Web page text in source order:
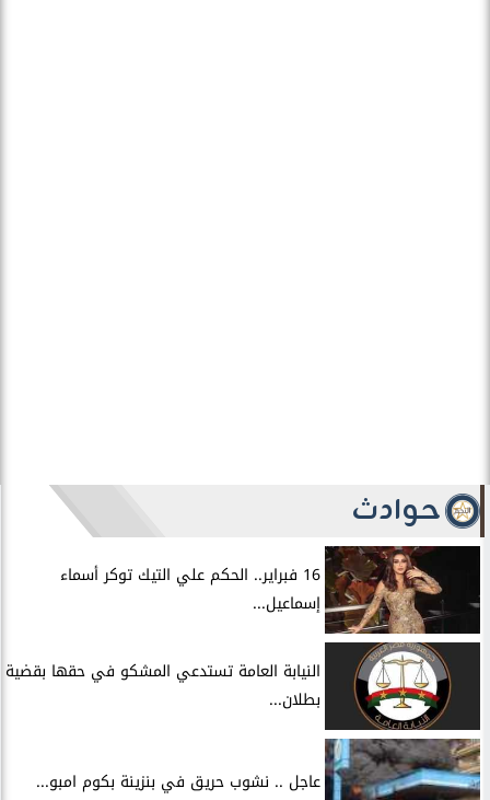
حوادث
16 فبراير.. الحكم علي التيك توكر أسماء
إسماعيل...
النيابة العامة تستدعي المشكو في حقها بقضية
بطلان...
عاجل .. نشوب حريق في بنزينة بكوم امبو...